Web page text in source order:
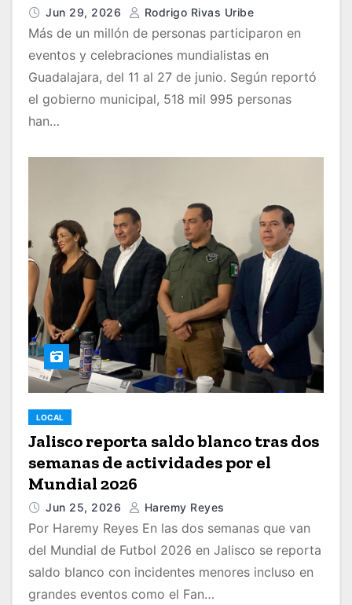
Jun 29, 2026 Rodrigo Rivas Uribe
Más de un millón de personas participaron en
eventos y celebraciones mundialistas en
Guadalajara, del 11 al 27 de junio. Según reportó
el gobierno municipal, 518 mil 995 personas
han…
LOCAL
Jalisco reporta saldo blanco tras dos
semanas de actividades por el
Mundial 2026
Jun 25, 2026 Haremy Reyes
Por Haremy Reyes En las dos semanas que van
del Mundial de Futbol 2026 en Jalisco se reporta
saldo blanco con incidentes menores incluso en
grandes eventos como el Fan…